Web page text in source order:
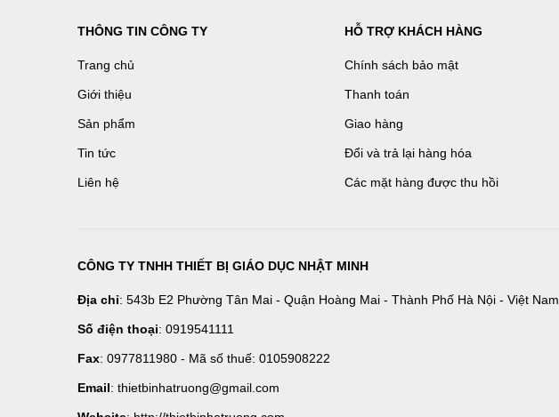
THÔNG TIN CÔNG TY
Trang chủ
Giới thiệu
Sản phẩm
Tin tức
Liên hệ
HỖ TRỢ KHÁCH HÀNG
Chính sách bảo mật
Thanh toán
Giao hàng
Đổi và trả lại hàng hóa
Các mặt hàng được thu hồi
CÔNG TY TNHH THIẾT BỊ GIÁO DỤC NHẬT MINH
Địa chỉ: 543b E2 Phường Tân Mai - Quận Hoàng Mai - Thành Phố Hà Nội - Việt Nam
Số điện thoại: 0919541111
Fax: 0977811980 - Mã số thuế: 0105908222
Email: thietbinhatruong@gmail.com